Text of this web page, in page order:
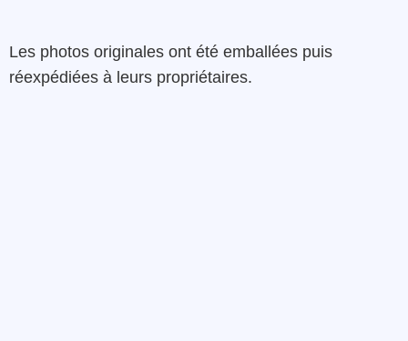
Les photos originales ont été emballées puis
réexpédiées à leurs propriétaires.